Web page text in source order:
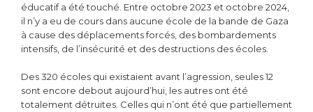
éducatif a été touché. Entre octobre 2023 et octobre 2024,
il n’y a eu de cours dans aucune école de la bande de Gaza
à cause des déplacements forcés, des bombardements
intensifs, de l’insécurité et des destructions des écoles.
Des 320 écoles qui existaient avant l’agression, seules 12
sont encore debout aujourd’hui, les autres ont été
totalement détruites. Celles qui n’ont été que partiellement